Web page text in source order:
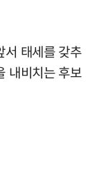
서 태세를 갖추
내비치는 후보